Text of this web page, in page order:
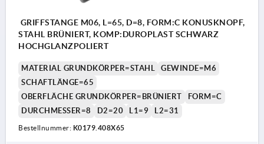
GRIFFSTANGE M06, L=65, D=8, FORM:C KONUSKNOPF,
STAHL BRÜNIERT, KOMP:DUROPLAST SCHWARZ
HOCHGLANZPOLIERT
MATERIAL GRUNDKÖRPER=STAHL
GEWINDE=M6
SCHAFTLÄNGE=65
OBERFLÄCHE GRUNDKÖRPER=BRÜNIERT
FORM=C
DURCHMESSER=8
D2=20 L1=9 L2=31
Bestellnummer: K0179.408X65